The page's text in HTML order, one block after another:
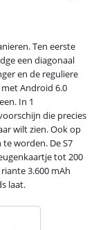
Ten eerste
een diagonaal
en de reguliere
Android 6.0
In 1
die precies
wilt zien. Ook op
worden. De S7
tot 200
3.600 mAh
laat.